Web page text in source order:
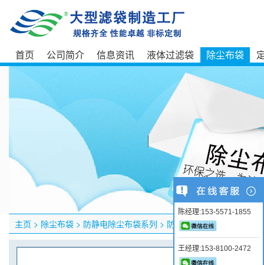
首页 公司简介 信息资讯 液体过滤袋 除尘布袋
主页 > 除尘布袋 > 防静电除尘布袋系列 > 防静电覆膜滤袋
陈经理:153-5571-1855
王经理:153-8100-2472